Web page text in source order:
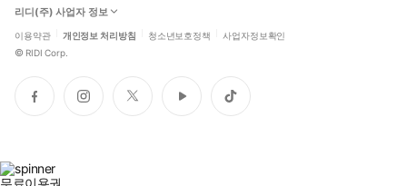
리디(주) 사업자 정보
이용약관 개인정보 처리방침 청소년보호정책 사업자정보확인
© RIDI Corp.
페
이
인
스
트
위
유
튜
틱
톡
무료이용권